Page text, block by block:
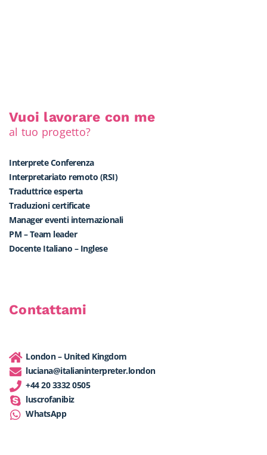
Vuoi lavorare con me
al tuo progetto?
Interprete Conferenza
Interpretariato remoto (RSI)
Traduttrice esperta
Traduzioni certificate
Manager eventi internazionali
PM – Team leader
Docente Italiano – Inglese
Contattami
London – United Kingdom
luciana@italianinterpreter.london
+44 20 3332 0505
luscrofanibiz
WhatsApp